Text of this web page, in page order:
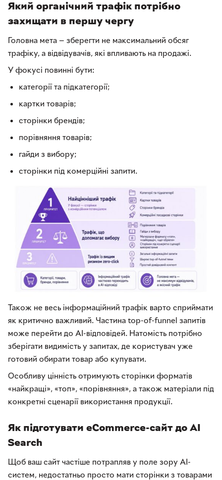
Який органічний трафік потрібно
захищати в першу чергу
Головна мета — зберегти не максимальний обсяг
трафіку, а відвідувачів, які впливають на продажі.
У фокусі повинні бути:
категорії та підкатегорії;
картки товарів;
сторінки брендів;
порівняння товарів;
гайди з вибору;
сторінки під комерційні запити.
Також не весь інформаційний трафік варто сприймати
як критично важливий. Частина top-of-funnel запитів
може перейти до AI-відповідей. Натомість потрібно
зберігати видимість у запитах, де користувач уже
готовий обирати товар або купувати.
Особливу цінність отримують сторінки форматів
«найкращі», «топ», «порівняння», а також матеріали під
конкретні сценарії використання продукції.
Як підготувати eCommerce-сайт до AI
Search
Щоб ваш сайт частіше потрапляв у поле зору AI-
систем, недостатньо просто мати сторінки з товарами